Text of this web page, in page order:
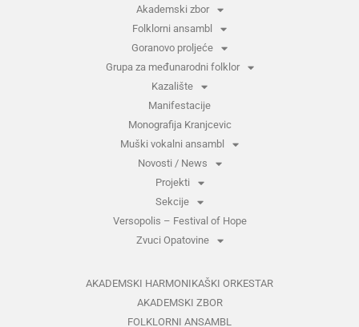
Akademski zbor
Folklorni ansambl
Goranovo proljeće
Grupa za međunarodni folklor
Kazalište
Manifestacije
Monografija Kranjcevic
Muški vokalni ansambl
Novosti / News
Projekti
Sekcije
Versopolis – Festival of Hope
Zvuci Opatovine
AKADEMSKI HARMONIKAŠKI ORKESTAR
AKADEMSKI ZBOR
FOLKLORNI ANSAMBL